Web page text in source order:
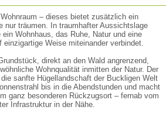
– dieses bietet zusätzlich ein
nur träumen. In traumhafter Aussichtslage
Wohnhaus, das Ruhe, Natur und eine
einzigartige Weise miteinander verbindet.
direkt an den Wald angrenzend,
Wohnqualität inmitten der Natur. Der
sanfte Hügellandschaft der Buckligen Welt
bis in die Abendstunden und macht
ganz besonderen Rückzugsort – fernab vom
Infrastruktur in der Nähe.